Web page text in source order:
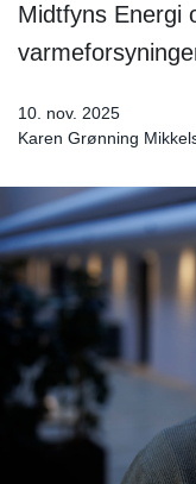
Midtfyns Energi
10. nov. 2025
Karen Grønning